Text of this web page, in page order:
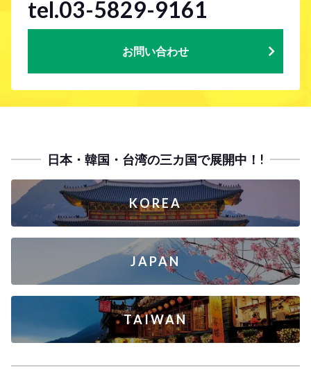
tel.03-5829-9161
お問い合わせ
日本・韓国・台湾の三カ国で展開中！!
KOREA
JAPAN
TAIWAN